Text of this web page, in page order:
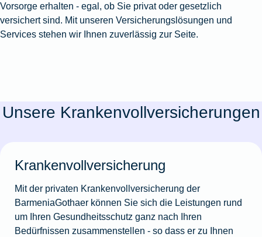
Vorsorge erhalten - egal, ob Sie privat oder gesetzlich
versichert sind. Mit unseren Versicherungslösungen und
Services stehen wir Ihnen zuverlässig zur Seite.
Unsere Krankenvollversicherungen
Krankenvollversicherung
Mit der privaten Krankenvollversicherung der
BarmeniaGothaer können Sie sich die Leistungen rund
um Ihren Gesundheitsschutz ganz nach Ihren
Bedürfnissen zusammenstellen - so dass er zu Ihnen